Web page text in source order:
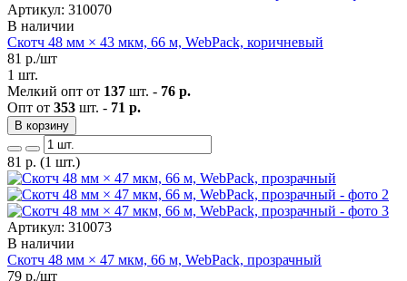
Артикул: 310070
В наличии
Скотч 48 мм × 43 мкм, 66 м, WebPack, коричневый
81 р./шт
1 шт.
Мелкий опт от 137 шт. - 76 р.
Опт от 353 шт. - 71 р.
В корзину
81 р. (1 шт.)
Артикул: 310073
В наличии
Скотч 48 мм × 47 мкм, 66 м, WebPack, прозрачный
79 р./шт